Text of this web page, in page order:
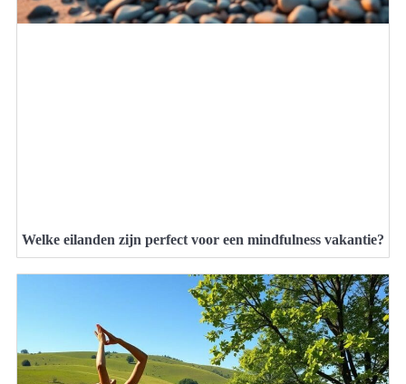
Welke eilanden zijn perfect voor een mindfulness vakantie?